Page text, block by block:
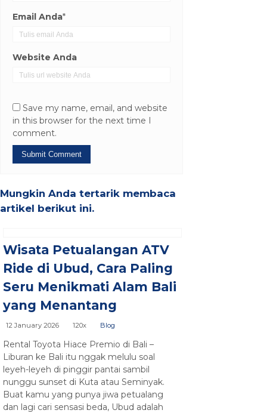
Email Anda*
Website Anda
Save my name, email, and website
in this browser for the next time I
comment.
Mungkin Anda tertarik membaca
artikel berikut ini.
Wisata Petualangan ATV
Ride di Ubud, Cara Paling
Seru Menikmati Alam Bali
yang Menantang
12 January 2026 120x Blog
Rental Toyota Hiace Premio di Bali –
Liburan ke Bali itu nggak melulu soal
leyeh-leyeh di pinggir pantai sambil
nunggu sunset di Kuta atau Seminyak.
Buat kamu yang punya jiwa petualang
dan lagi cari sensasi beda, Ubud adalah